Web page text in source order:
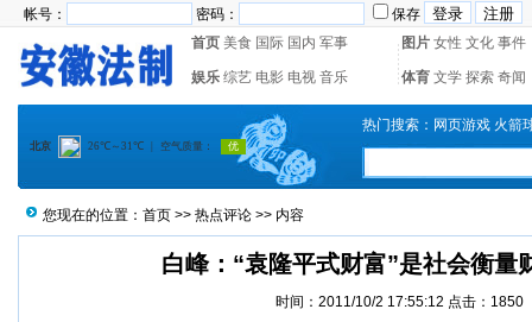
帐号： 密码：
保存
首页 美食 国际 国内 军事 图片 女性 文化 事件
娱乐 综艺 电影 电视 音乐 体育 文学 探索 奇闻
热门搜索： 网页游戏 火箭
您现在的位置： 首页 >> 热点评论 >> 内容
白峰：“袁隆平式财富”是社会衡量
时间：2011/10/2 17:55:12 点击：1850